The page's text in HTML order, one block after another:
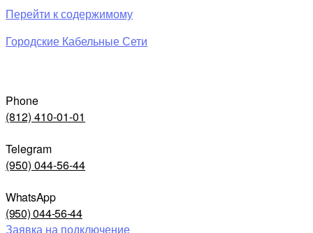
Перейти к содержимому
Городские Кабельные Сети
Phone
(812) 410-01-01
Telegram
(950) 044-56-44
WhatsApp
(950) 044-56-44
Заявка на подключение